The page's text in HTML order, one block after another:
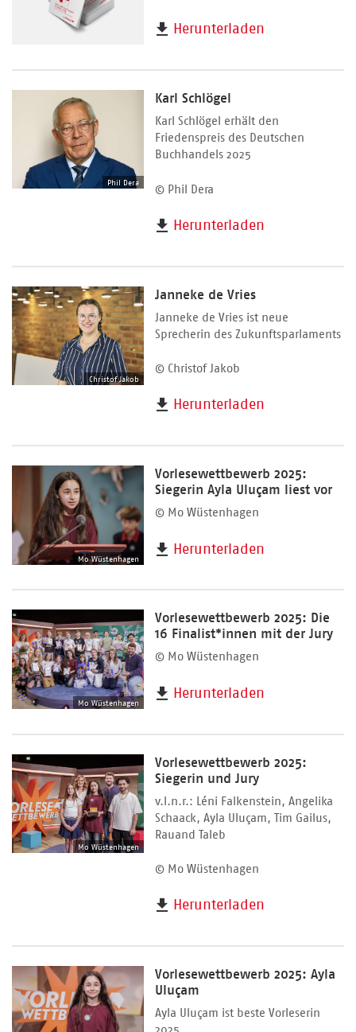
Herunterladen
Phil Dera
Karl Schlögel
Karl Schlögel erhält den
Friedenspreis des Deutschen
Buchhandels 2025
© Phil Dera
Herunterladen
Christof Jakob
Janneke de Vries
Janneke de Vries ist neue
Sprecherin des Zukunftsparlaments
© Christof Jakob
Herunterladen
Mo Wüstenhagen
Vorlesewettbewerb 2025:
Siegerin Ayla Uluçam liest vor
© Mo Wüstenhagen
Herunterladen
Mo Wüstenhagen
Vorlesewettbewerb 2025: Die
16 Finalist*innen mit der Jury
© Mo Wüstenhagen
Herunterladen
Mo Wüstenhagen
Vorlesewettbewerb 2025:
Siegerin und Jury
v.l.n.r.: Léni Falkenstein, Angelika
Schaack, Ayla Uluçam, Tim Gailus,
Rauand Taleb
© Mo Wüstenhagen
Herunterladen
Vorlesewettbewerb 2025: Ayla
Uluçam
Ayla Uluçam ist beste Vorleserin